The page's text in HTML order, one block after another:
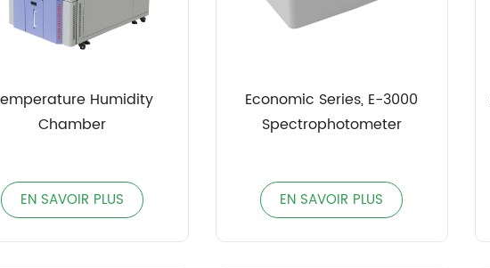
Humidity
Chamber
EN SAVOIR PLUS
Economic Series, E-3000
Spectrophotometer
EN SAVOIR PLUS